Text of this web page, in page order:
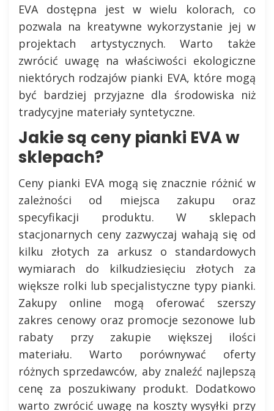
EVA dostępna jest w wielu kolorach, co
pozwala na kreatywne wykorzystanie jej w
projektach artystycznych. Warto także
zwrócić uwagę na właściwości ekologiczne
niektórych rodzajów pianki EVA, które mogą
być bardziej przyjazne dla środowiska niż
tradycyjne materiały syntetyczne.
Jakie są ceny pianki EVA w
sklepach?
Ceny pianki EVA mogą się znacznie różnić w
zależności od miejsca zakupu oraz
specyfikacji produktu. W sklepach
stacjonarnych ceny zazwyczaj wahają się od
kilku złotych za arkusz o standardowych
wymiarach do kilkudziesięciu złotych za
większe rolki lub specjalistyczne typy pianki.
Zakupy online mogą oferować szerszy
zakres cenowy oraz promocje sezonowe lub
rabaty przy zakupie większej ilości
materiału. Warto porównywać oferty
różnych sprzedawców, aby znaleźć najlepszą
cenę za poszukiwany produkt. Dodatkowo
warto zwrócić uwagę na koszty wysyłki przy